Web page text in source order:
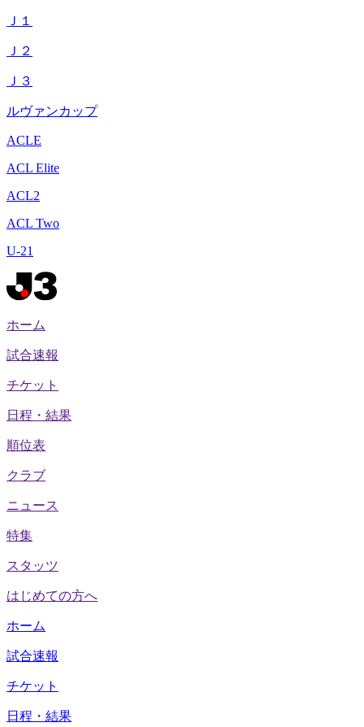
Ｊ１
Ｊ２
Ｊ３
ルヴァンカップ
ACLE
ACL Elite
ACL2
ACL Two
U-21
ホーム
試合速報
チケット
日程・結果
順位表
クラブ
ニュース
特集
スタッツ
はじめての方へ
ホーム
試合速報
チケット
日程・結果